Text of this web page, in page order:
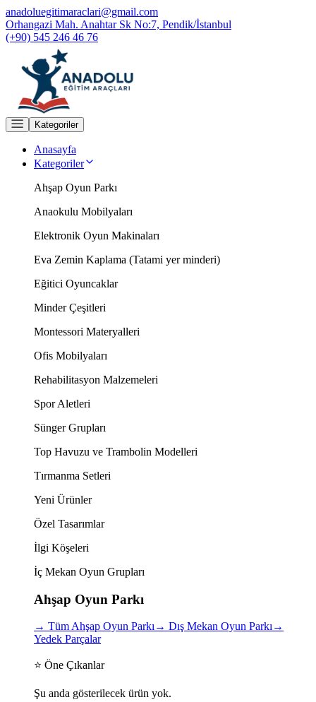
anadoluegitimaraclari@gmail.com
Orhangazi Mah. Anahtar Sk No:7, Pendik/İstanbul
(+90) 545 246 46 76
Kategoriler
Anasayfa
Kategoriler
Ahşap Oyun Parkı
Anaokulu Mobilyaları
Elektronik Oyun Makinaları
Eva Zemin Kaplama (Tatami yer minderi)
Eğitici Oyuncaklar
Minder Çeşitleri
Montessori Materyalleri
Ofis Mobilyaları
Rehabilitasyon Malzemeleri
Spor Aletleri
Sünger Grupları
Top Havuzu ve Trambolin Modelleri
Tırmanma Setleri
Yeni Ürünler
Özel Tasarımlar
İlgi Köşeleri
İç Mekan Oyun Grupları
Ahşap Oyun Parkı
→ Tüm Ahşap Oyun Parkı→ Dış Mekan Oyun Parkı→
Yedek Parçalar
⭐ Öne Çıkanlar
Şu anda gösterilecek ürün yok.